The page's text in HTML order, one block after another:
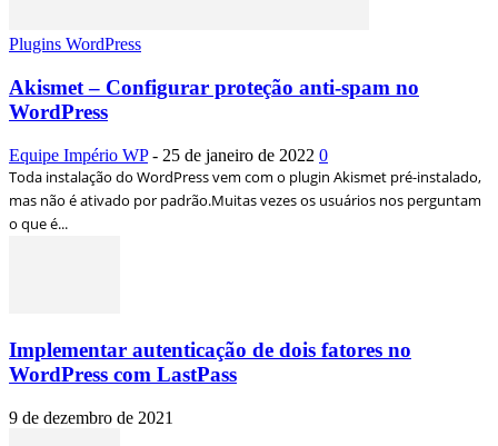
Plugins WordPress
Akismet – Configurar proteção anti-spam no
WordPress
Equipe Império WP - 25 de janeiro de 2022 0
Toda instalação do WordPress vem com o plugin Akismet pré-instalado,
mas não é ativado por padrão.Muitas vezes os usuários nos perguntam
o que é...
Implementar autenticação de dois fatores no
WordPress com LastPass
9 de dezembro de 2021